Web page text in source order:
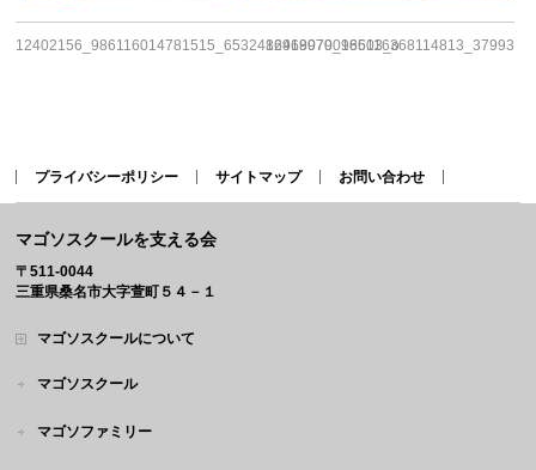
12402156_986116014781515_6532486969079016503_o
プライバシーポリシー サイトマップ お問い合わせ
マゴソスクールを支える会
〒511-0044
三重県桑名市大字萱町５４－１
マゴソスクールについて
マゴソスクール
マゴソファミリー